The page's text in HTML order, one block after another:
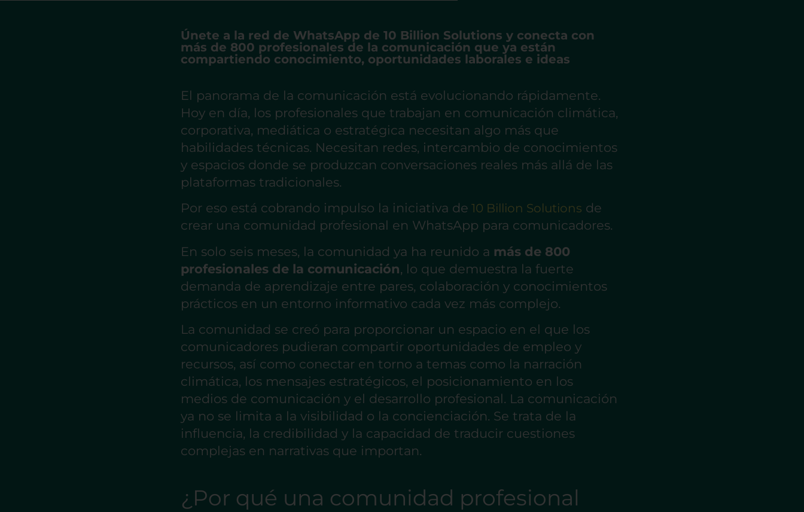
Únete a la red de WhatsApp de 10 Billion Solutions y conecta con
más de 800 profesionales de la comunicación que ya están
compartiendo conocimiento, oportunidades laborales e ideas
El panorama de la comunicación está evolucionando rápidamente.
Hoy en día, los profesionales que trabajan en comunicación climática,
corporativa, mediática o estratégica necesitan algo más que
habilidades técnicas. Necesitan redes, intercambio de conocimientos
y espacios donde se produzcan conversaciones reales más allá de las
plataformas tradicionales.
Por eso está cobrando impulso la iniciativa de 10 Billion Solutions de
crear una comunidad profesional en WhatsApp para comunicadores.
En solo seis meses, la comunidad ya ha reunido a más de 800
profesionales de la comunicación, lo que demuestra la fuerte
demanda de aprendizaje entre pares, colaboración y conocimientos
prácticos en un entorno informativo cada vez más complejo.
La comunidad se creó para proporcionar un espacio en el que los
comunicadores pudieran compartir oportunidades de empleo y
recursos, así como conectar en torno a temas como la narración
climática, los mensajes estratégicos, el posicionamiento en los
medios de comunicación y el desarrollo profesional. La comunicación
ya no se limita a la visibilidad o la concienciación. Se trata de la
influencia, la credibilidad y la capacidad de traducir cuestiones
complejas en narrativas que importan.
¿Por qué una comunidad profesional